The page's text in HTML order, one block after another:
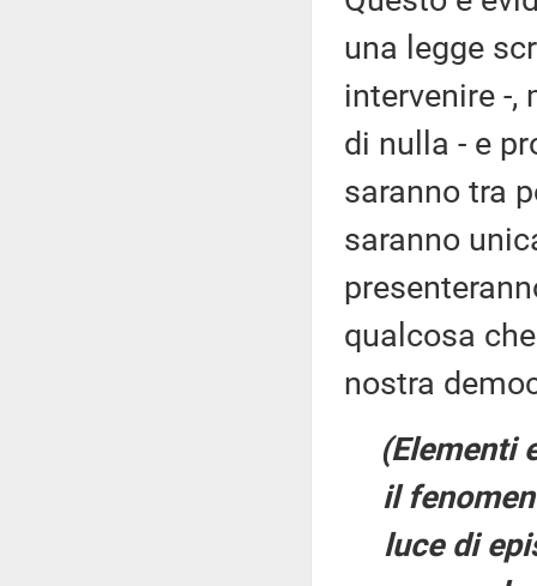
una legge
intervenire -
di nulla - e
saranno tra
saranno
qualcosa
nostra
(Elementi
il
luce di